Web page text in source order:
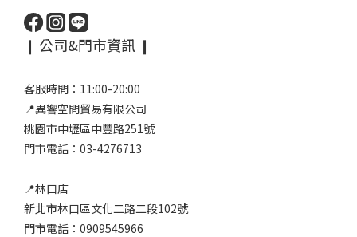
❙ 公司&門市資訊 ❙
客服時間：11:00-20:00
📍異響空間貿易有限公司
桃園市中壢區中豐路251號
門市電話：03-4276713
📍林口店
新北市林口區文化二路二段102號
門市電話：0909545966